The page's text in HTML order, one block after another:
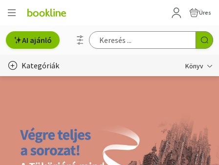
Üres
AI ajánló
Kategóriák Könyv
Gyermek- és ifjúsági
Hobbi, szabadidő